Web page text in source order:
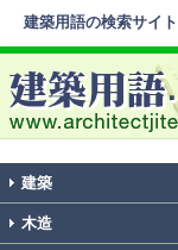
建築用語の検索サイ
建築
木造